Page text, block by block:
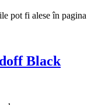
pot fi alese în pagina
Black